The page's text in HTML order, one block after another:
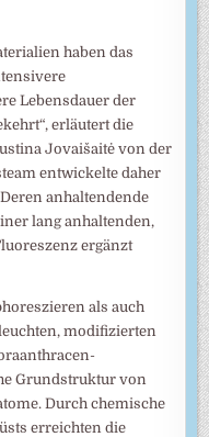
haben das
Lebensdauer der
erläutert die
Jovaišaitė von der
entwickelte daher
anhaltendende
lang anhaltenden,
ergänzt
als auch
modifizierten
Grundstruktur von
Durch chemische
erreichten die